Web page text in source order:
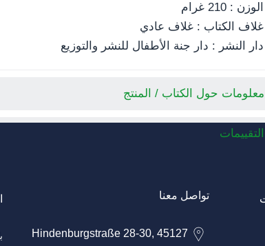
الوزن : 210 غرام
غلاف الكتاب : غلاف عادي
دار النشر : دار جنة الأطفال للنشر والتوزيع
معلومات حول الكتاب / المنتج
التقييمات
تواصل معنا
Hindenburgstraße 28-30, 45127